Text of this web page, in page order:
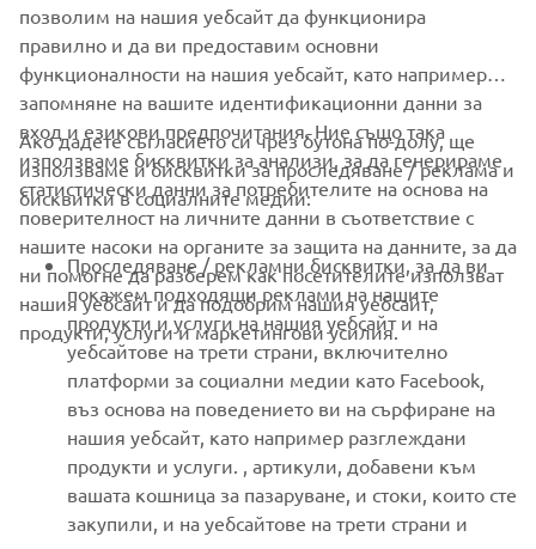
CORPORATE
FOR BUSINESS
MORE YAMAHA
SUPPORT
НОВИНАРСКИ БЮЛЕТИН
Бъдете първите, които ще научат за най-новите оферти,
специални събития, нови модели и много други
позволим на нашия уебсайт да функционира
правилно и да ви предоставим основни
функционалности на нашия уебсайт, като например
запомняне на вашите идентификационни данни за
вход и езикови предпочитания. Ние също така
използваме бисквитки за анализи, за да генерираме
статистически данни за потребителите на основа на
поверителност на личните данни в съответствие с
нашите насоки на органите за защита на данните, за да
ни помогне да разберем как посетителите използват
нашия уебсайт и да подобрим нашия уебсайт,
продукти, услуги и маркетингови усилия.
Ако дадете съгласието си чрез бутона по-долу, ще
използваме и бисквитки за проследяване / реклама и
бисквитки в социалните медии:
Проследяване / рекламни бисквитки, за да ви
покажем подходящи реклами на нашите
продукти и услуги на нашия уебсайт и на
уебсайтове на трети страни, включително
платформи за социални медии като Facebook,
въз основа на поведението ви на сърфиране на
нашия уебсайт, като например разглеждани
продукти и услуги. , артикули, добавени към
вашата кошница за пазаруване, и стоки, които сте
закупили, и на уебсайтове на трети страни и